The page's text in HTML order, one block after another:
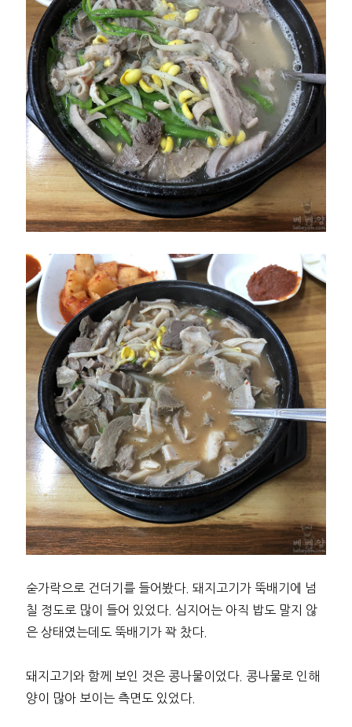
숟가락으로 건더기를 들어봤다. 돼지고기가 뚝배기에 넘
칠 정도로 많이 들어 있었다. 심지어는 아직 밥도 말지 않
은 상태였는데도 뚝배기가 꽉 찼다.
돼지고기와 함께 보인 것은 콩나물이었다. 콩나물로 인해
양이 많아 보이는 측면도 있었다.